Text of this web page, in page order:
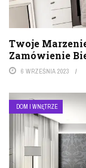
Twoje
Zamówienie
6 WRZEŚNIA 2023
DOM I WNĘTRZE